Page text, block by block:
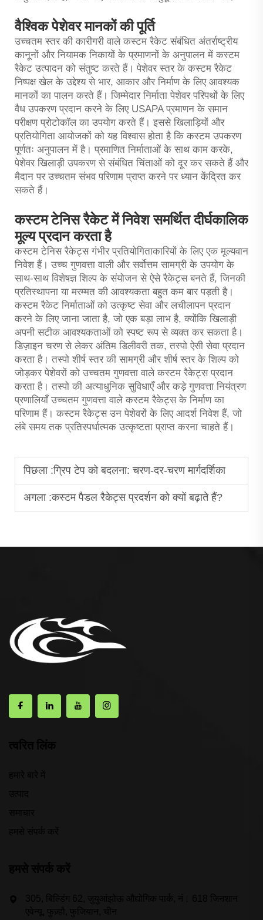
वैश्विक पेशेवर मानकों की पूर्ति
उच्चतम स्तर की कारीगरी वाले कस्टम रैकेट संबंधित अंतर्राष्ट्रीय
कानूनों और नियामक निकायों के प्रमाणनों के अनुपालन में कस्टम
रैकेट उत्पादन को संतुष्ट करते हैं। पेशेवर स्तर के कस्टम रैकेट
निष्पक्ष खेल के उद्देश्य से भार, आकार और निर्माण के लिए आवश्यक
मानकों का पालन करते हैं। जिम्मेदार निर्माता पेशेवर परिपथों के लिए
वैध उपकरण प्रदान करने के लिए USAPA प्रमाणन के समान
परीक्षण प्रोटोकॉल का उपयोग करते हैं। इससे खिलाड़ियों और
प्रतियोगिता आयोजकों को यह विश्वास होता है कि कस्टम उपकरण
पूर्णतः अनुपालन में है। प्रमाणित निर्माताओं के साथ काम करके,
पेशेवर खिलाड़ी उपकरण से संबंधित चिंताओं को दूर कर सकते हैं और
मैदान पर उच्चतम संभव परिणाम प्राप्त करने पर ध्यान केंद्रित कर
सकते हैं।
कस्टम टेनिस रैकेट में निवेश समर्थित दीर्घकालिक
मूल्य प्रदान करता है
कस्टम टेनिस रैकेट्स गंभीर प्रतियोगिताकारियों के लिए एक मूल्यवान
निवेश हैं। उच्च गुणवत्ता वाली और सर्वोत्तम सामग्री के उपयोग के
साथ-साथ विशेषज्ञ शिल्प के संयोजन से ऐसे रैकेट्स बनते हैं, जिनकी
प्रतिस्थापना या मरम्मत की आवश्यकता बहुत कम बार पड़ती है।
कस्टम रैकेट निर्माताओं को उत्कृष्ट सेवा और लचीलापन प्रदान
करने के लिए जाना जाता है, जो एक बड़ा लाभ है, क्योंकि खिलाड़ी
अपनी सटीक आवश्यकताओं को स्पष्ट रूप से व्यक्त कर सकता है।
डिज़ाइन चरण से लेकर अंतिम डिलीवरी तक, तस्पो ऐसी सेवा प्रदान
करता है। तस्पो शीर्ष स्तर की सामग्री और शीर्ष स्तर के शिल्प को
जोड़कर पेशेवरों को उच्चतम गुणवत्ता वाले कस्टम रैकेट्स प्रदान
करता है। तस्पो की अत्याधुनिक सुविधाएँ और कड़े गुणवत्ता नियंत्रण
प्रणालियाँ उच्चतम गुणवत्ता वाले कस्टम रैकेट्स के निर्माण का
परिणाम हैं। कस्टम रैकेट्स उन पेशेवरों के लिए आदर्श निवेश हैं, जो
लंबे समय तक प्रतिस्पर्धात्मक उत्कृष्टता प्राप्त करना चाहते हैं।
पिछला :ग्रिप टेप को बदलना: चरण-दर-चरण मार्गदर्शिका
अगला :कस्टम पैडल रैकेट्स प्रदर्शन को क्यों बढ़ाते हैं?